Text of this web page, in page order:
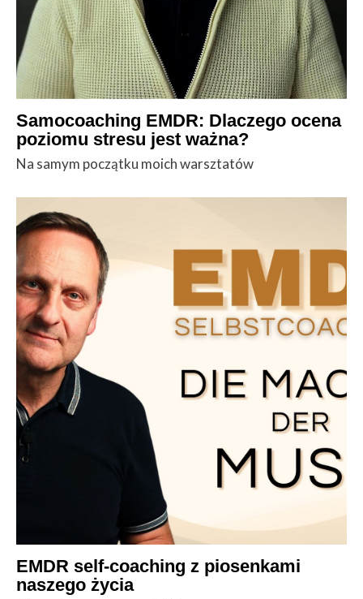
Samocoaching EMDR: Dlaczego ocena
poziomu stresu jest ważna?
Na samym początku moich warsztatów
EMDR self-coaching z piosenkami
naszego życia